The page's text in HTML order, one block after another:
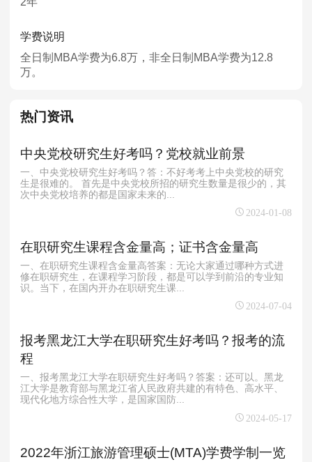
学费说明
全日制MBA学费为6.8万，非全日制MBA学费为12.8
万。
热门资讯
中央党校研究生好考吗？党校就业前景
一、中央党校研究生好考吗？答：不好考考上中央党校的研究
生是很难的。 首先是中央党校所招的研究生数量是很少的，其
次中央党校培养的都是国家未来的...
2024-01-08
在职研究生课程含金量高；证书含金量高
一、在职研究生课程含金量高答案：无论大家通过哪种方式进
修在职研究生，在课程学习阶段，都是可以学到前沿的专业知
识。当下，在国内开办在职研究生课...
2024-07-04
报考黑龙江大学在职研究生好考吗？报考的流
程
一、报考黑龙江大学在职研究生好考吗？答案：还可以。黑龙
江大学是教育部与黑龙江省人民政府共建的有特色、高水平、
现代化地方综合性大学，是国家国防...
2024-05-17
2022年浙江旅游管理硕士(MTA)学费学制一览